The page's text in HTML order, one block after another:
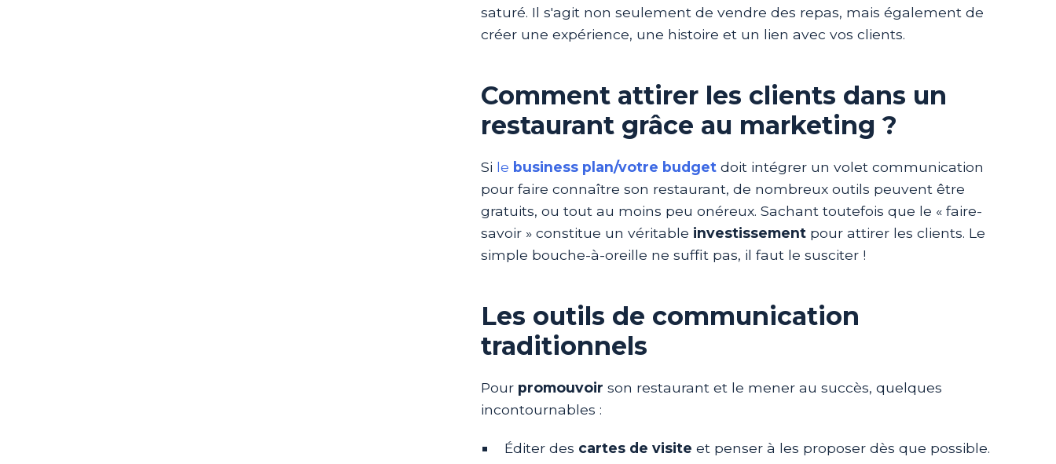
saturé. Il s'agit non seulement de vendre des repas, mais également de
créer une expérience, une histoire et un lien avec vos clients.
Comment attirer les clients dans un
restaurant grâce au marketing ?
Si le business plan/votre budget doit intégrer un volet communication
pour faire connaître son restaurant, de nombreux outils peuvent être
gratuits, ou tout au moins peu onéreux. Sachant toutefois que le « faire-
savoir » constitue un véritable investissementpour attirer les clients. Le
simple bouche-à-oreille ne suffit pas, il faut le susciter !
Les outils de communication
traditionnels
Pour promouvoir son restaurant et le mener au succès, quelques
incontournables :
Éditer des cartes de visite et penser à les proposer dès que possible.